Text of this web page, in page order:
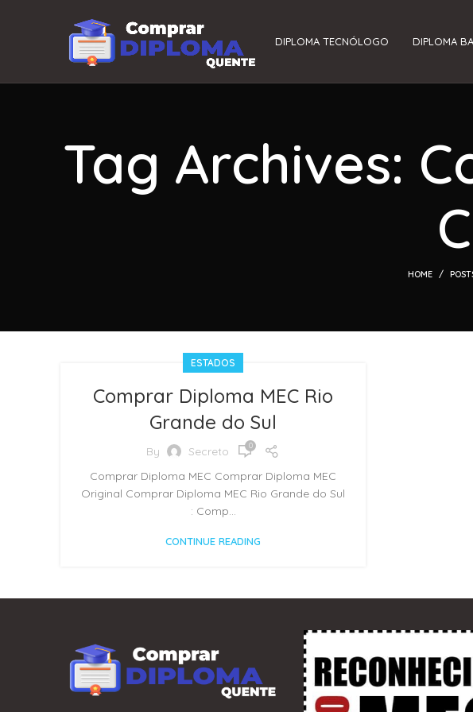
DIPLOMA TECNÓLOGO DIPLOMA
Tag Archives:
HOME
ESTADOS
Comprar Diploma MEC Rio
Grande do Sul
By Secreto 0
Comprar Diploma MEC Comprar Diploma MEC
Original Comprar Diploma MEC Rio Grande do Sul
: Comp...
CONTINUE READING